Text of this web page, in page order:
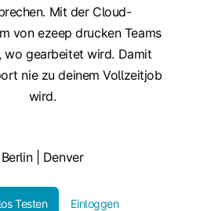
Mit der Cloud-
von ezeep drucken Teams
wo gearbeitet wird. Damit
nie zu deinem Vollzeitjob
wird.
Berlin | Denver
Testen Einloggen